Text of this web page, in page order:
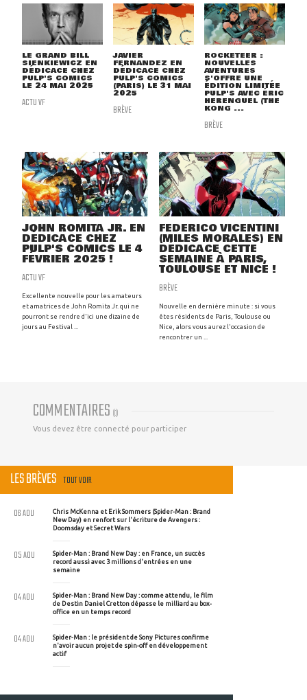
LE GRAND BILL
SIENKIEWICZ EN
DÉDICACE CHEZ
PULP'S COMICS
LE 24 MAI 2025
ACTU VF
JAVIER
FERNANDEZ EN
DÉDICACE CHEZ
PULP'S COMICS
(PARIS) LE 31 MAI
2025
BRÈVE
ROCKETEER :
NOUVELLES
AVENTURES
S'OFFRE UNE
ÉDITION LIMITÉE
PULP'S AVEC ÉRIC
HERENGUEL (THE
KONG ...
BRÈVE
JOHN ROMITA JR. EN
DÉDICACE CHEZ
PULP'S COMICS LE 4
FÉVRIER 2025 !
ACTU VF
Excellente nouvelle pour les amateurs
et amatrices de John Romita Jr. qui ne
pourront se rendre d'ici une dizaine de
jours au Festival ...
FEDERICO VICENTINI
(MILES MORALES) EN
DÉDICACE CETTE
SEMAINE À PARIS,
TOULOUSE ET NICE !
BRÈVE
Nouvelle en dernière minute : si vous
êtes résidents de Paris, Toulouse ou
Nice, alors vous aurez l'occasion de
rencontrer un ...
COMMENTAIRES (0)
Vous devez être connecté pour participer
LES BRÈVES TOUT VOIR
Chris McKenna et Erik Sommers (Spider-Man : Brand
New Day) en renfort sur l'écriture de Avengers :
Doomsday et Secret Wars
06 AOU
Spider-Man : Brand New Day : en France, un succès
record aussi avec 3 millions d'entrées en une
semaine
05 AOU
Spider-Man : Brand New Day : comme attendu, le film
de Destin Daniel Cretton dépasse le milliard au box-
office en un temps record
04 AOU
Spider-Man : le président de Sony Pictures confirme
n'avoir aucun projet de spin-off en développement
actif
04 AOU